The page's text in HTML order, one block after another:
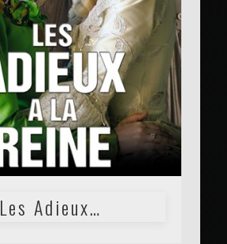
Les Adieux…